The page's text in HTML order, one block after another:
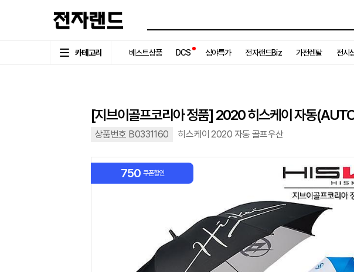
카테고리 베스트상품 DCS 심야특가 전자랜드Biz 가전렌탈 전시
[지브이골프코리아 정품] 2020 히스케이 자동
상품번호 B0331160 히스케이 2020 자동 골프우산
750 쿠폰할인